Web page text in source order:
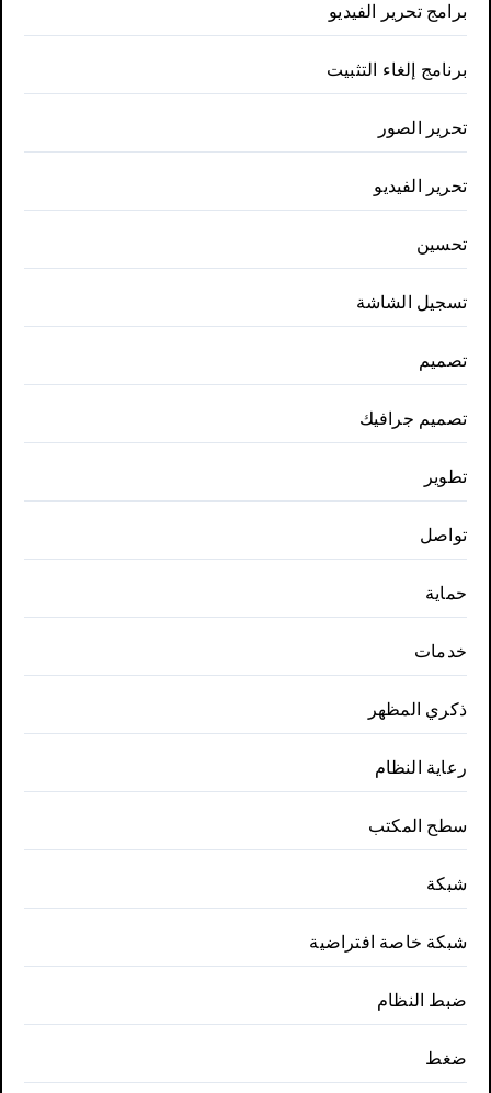
برامج تحرير الفيديو
برنامج إلغاء التثبيت
تحرير الصور
تحرير الفيديو
تحسين
تسجيل الشاشة
تصميم
تصميم جرافيك
تطوير
تواصل
حماية
خدمات
ذكري المظهر
رعاية النظام
سطح المكتب
شبكة
شبكة خاصة افتراضية
ضبط النظام
ضغط